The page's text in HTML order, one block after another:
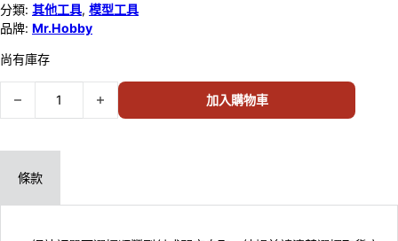
分類: 其他工具, 模型工具
品牌: Mr.Hobby
尚有庫存
Mr.Hobby B501 TopCoat Gloss 507805 數量
加入購物車
條款